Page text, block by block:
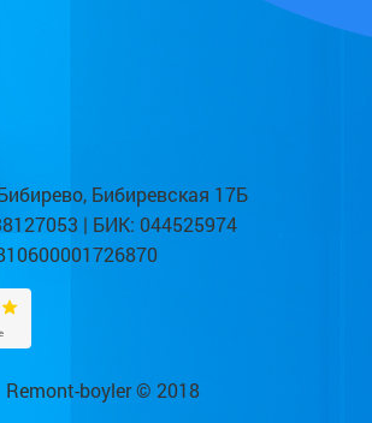
Бибиревская 17Б
| БИК: 044525974
Remont-boyler © 2018